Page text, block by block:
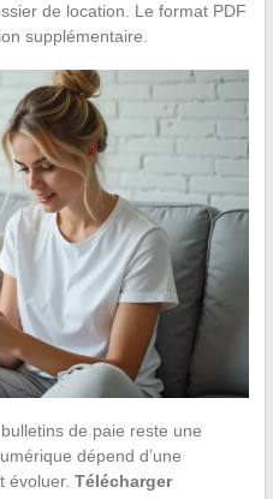
de location. Le format PDF
supplémentaire.
de paie reste une
dépend d’une
évoluer. Télécharger